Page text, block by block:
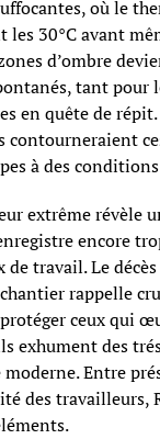
où le
les 30°C avant
d’ombre
tant pour
en quête de
contourneraient
à des
extrême révèle
encore
travail. Le
rappelle
ceux qui
exhument des
Entre
des travailleurs,